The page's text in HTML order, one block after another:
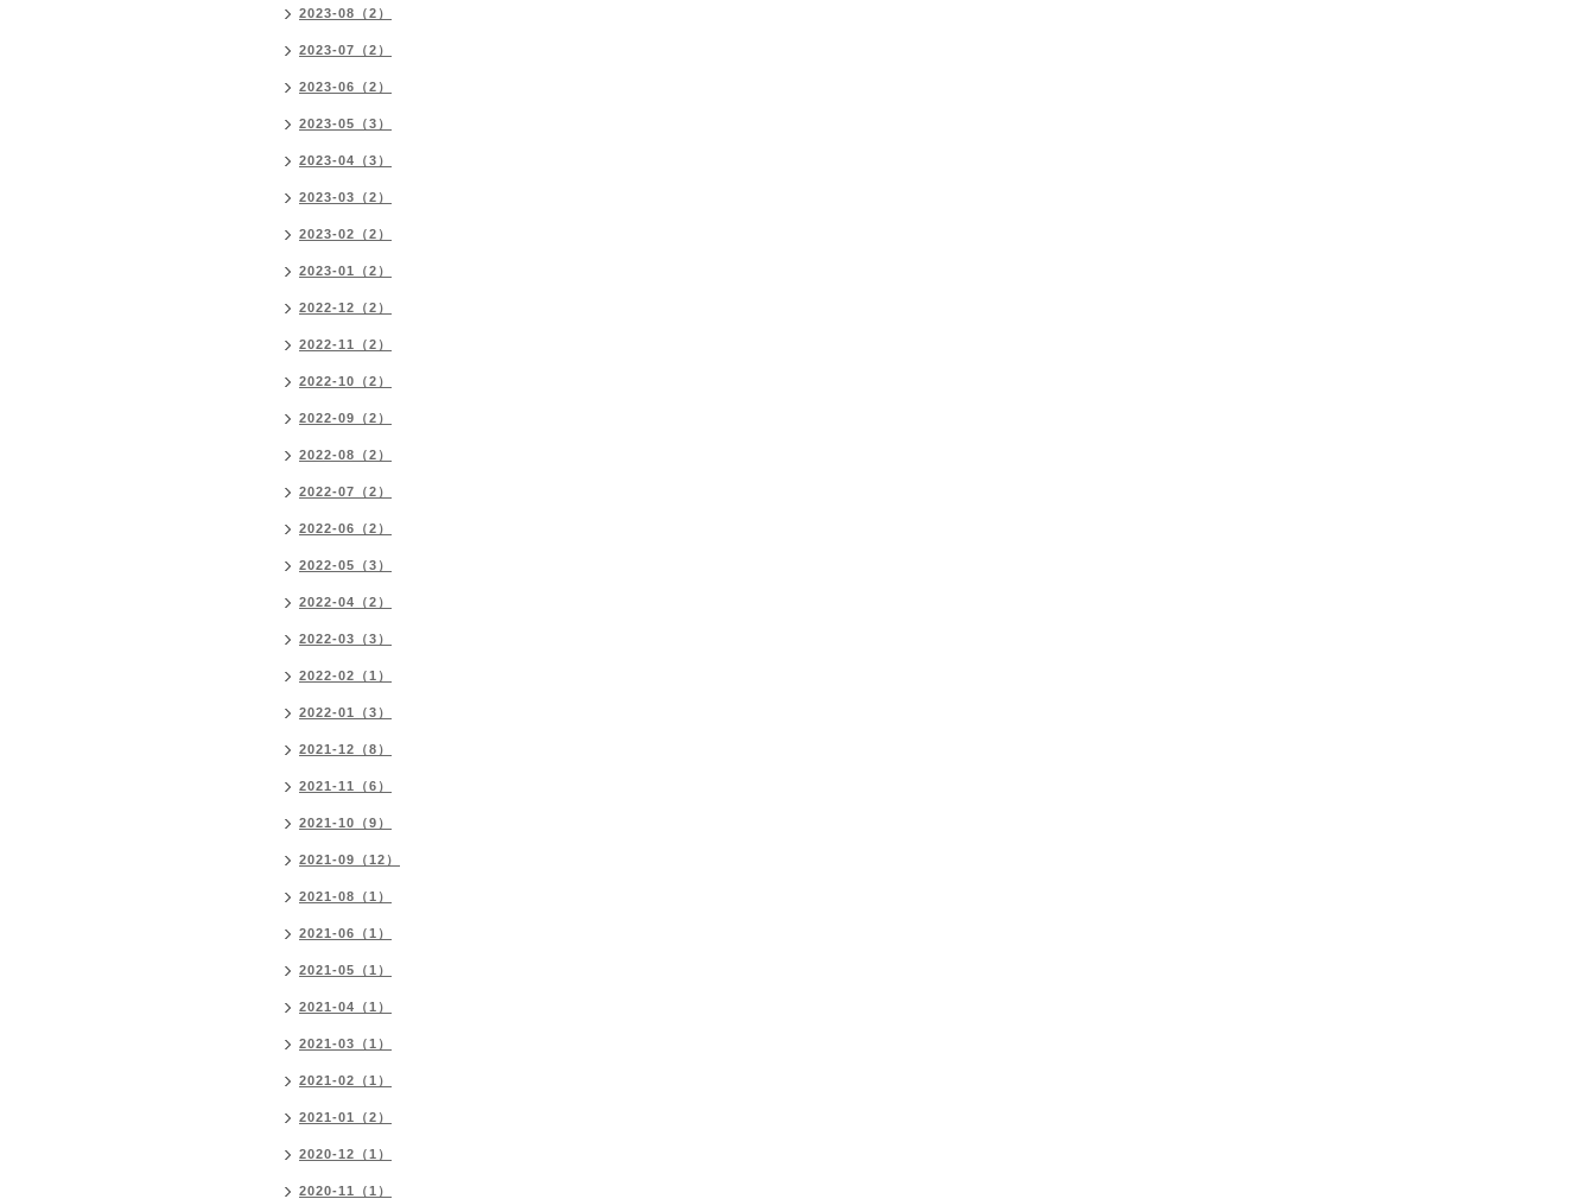
2023-08（2）
2023-07（2）
2023-06（2）
2023-05（3）
2023-04（3）
2023-03（2）
2023-02（2）
2023-01（2）
2022-12（2）
2022-11（2）
2022-10（2）
2022-09（2）
2022-08（2）
2022-07（2）
2022-06（2）
2022-05（3）
2022-04（2）
2022-03（3）
2022-02（1）
2022-01（3）
2021-12（8）
2021-11（6）
2021-10（9）
2021-09（12）
2021-08（1）
2021-06（1）
2021-05（1）
2021-04（1）
2021-03（1）
2021-02（1）
2021-01（2）
2020-12（1）
2020-11（1）